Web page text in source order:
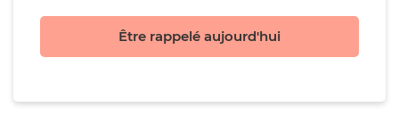
Être rappelé aujourd'hui